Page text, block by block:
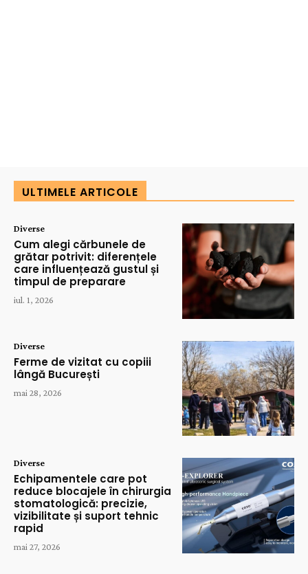
ULTIMELE ARTICOLE
Diverse
Cum alegi cărbunele de
grătar potrivit: diferențele
care influențează gustul și
timpul de preparare
iul. 1, 2026
Diverse
Ferme de vizitat cu copiii
lângă București
mai 28, 2026
Diverse
Echipamentele care pot
reduce blocajele în chirurgia
stomatologică: precizie,
vizibilitate și suport tehnic
rapid
mai 27, 2026